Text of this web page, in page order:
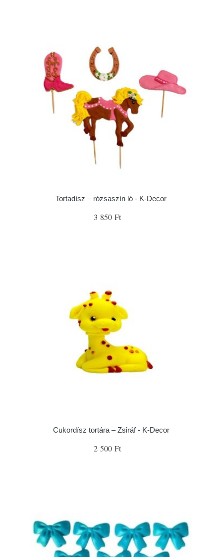
Tortadísz – rózsaszín ló - K-Decor
3 850 Ft
Cukordísz tortára – Zsiráf - K-Decor
2 500 Ft